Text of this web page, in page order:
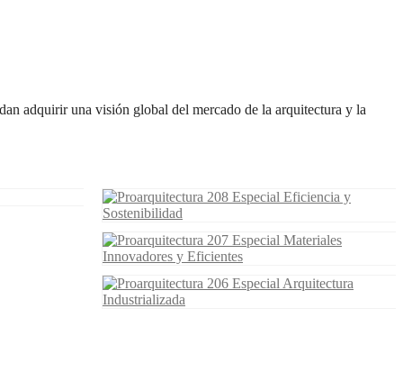
adquirir una visión global del mercado de la arquitectura y la